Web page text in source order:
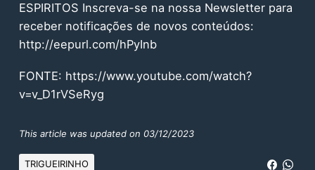
ESPIRITOS Inscreva-se na nossa Newsletter para
receber notificações de novos conteúdos:
http://eepurl.com/hPyInb
FONTE: https://www.youtube.com/watch?
v=v_D1rVSeRyg
This article was updated on 03/12/2023
TRIGUEIRINHO